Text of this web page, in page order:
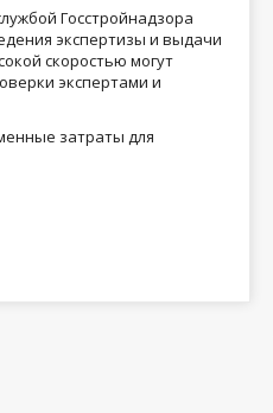
Госстройнадзора
экспертизы и выдачи
скоростью могут
экспертами и
затраты для